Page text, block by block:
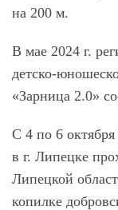
на 200 м.
В мае 2024 г.
детско-
«Зарница 2.0»
С 4 по 6
в г. Липецке
Липецкой
копилке